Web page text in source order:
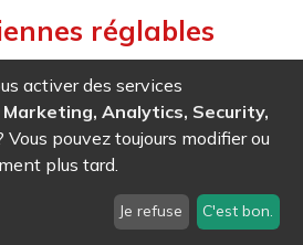
réglables
- Ref ( 3607
activer des services
Marketing, Analytics, Security,
Vous pouvez toujours modifier ou
plus tard.
Je refuse C'est bon.